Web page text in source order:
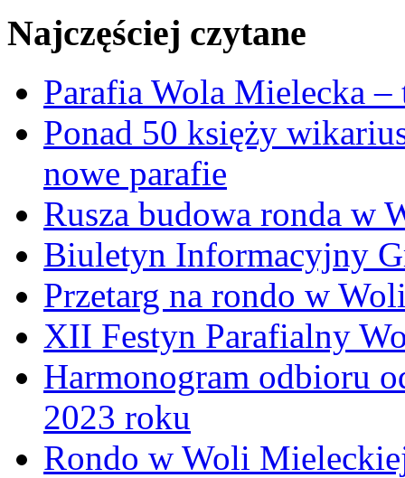
Najczęściej czytane
Parafia Wola Mielecka
Ponad 50 księży
nowe parafie
Rusza budowa ronda w
Biuletyn Informacyjny
Przetarg na rondo w
XII Festyn Parafialny
Harmonogram odbioru
2023 roku
Rondo w Woli